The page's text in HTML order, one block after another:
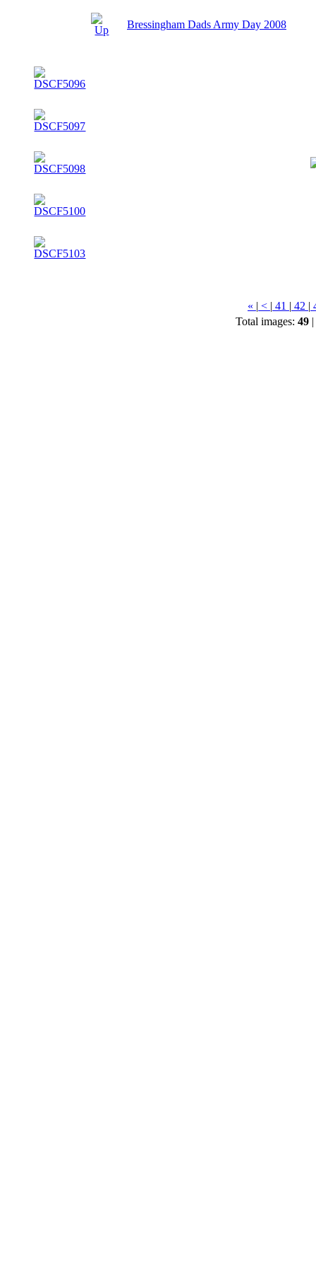
Bressingham Dads Army Day 2008
« | < | 41 | 42 |
Total images: 49|